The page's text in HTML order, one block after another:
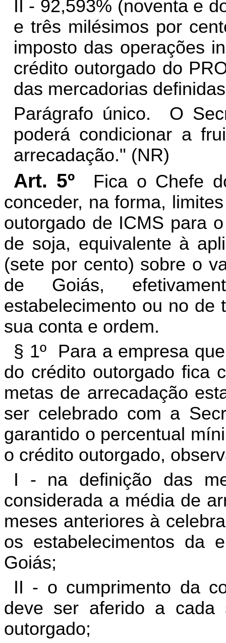
II - 92,593% (noventa e
e três milésimos por
imposto das operações
crédito outorgado do
das mercadorias
Parágrafo único. O
poderá condicionar a
arrecadação." (NR)
Art. 5º
Fica o Chefe
conceder, na forma,
outorgado de ICMS para
de soja, equivalente à
(sete por cento) sobre o
de Goiás,
estabelecimento ou no de
sua conta e ordem.
§ 1º Para a empresa
do crédito outorgado fica
metas de arrecadação
ser celebrado com a
garantido o percentual
o crédito outorgado,
I - na definição das
considerada a média de
meses anteriores à
os estabelecimentos da
Goiás;
II - o cumprimento da
deve ser aferido a cada
outorgado;